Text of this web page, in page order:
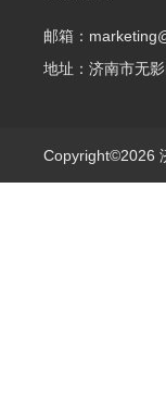
邮箱：
地址：济南市无
Copyright©2026